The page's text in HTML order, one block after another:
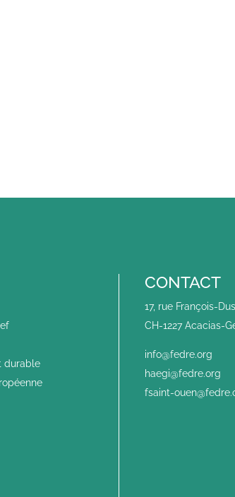
durable
CONTACT
17, rue François-
CH-1227 Acacias-
info@fedre.org
haegi@fedre.org
fsaint-